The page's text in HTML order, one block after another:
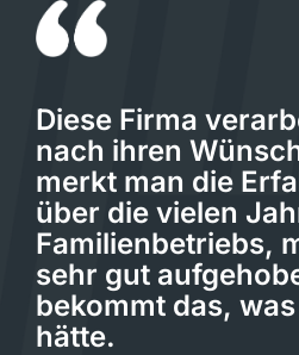
Diese Firma
nach ihren
merkt man die
über die vielen
Familienbetriebs,
sehr gut
bekommt das,
hätte.